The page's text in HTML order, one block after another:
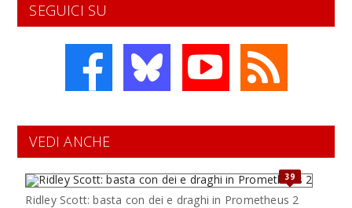
SEGUICI SU
VEDI ANCHE
39
Ridley Scott: basta con dei e draghi in Prometheus 2